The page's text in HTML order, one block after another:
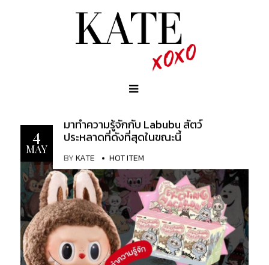
4
MAY
มาทำความรู้จักกับ Labubu สัตว์
ประหลาดที่ดังที่สุดในขณะนี้
BYKATE HOT ITEM